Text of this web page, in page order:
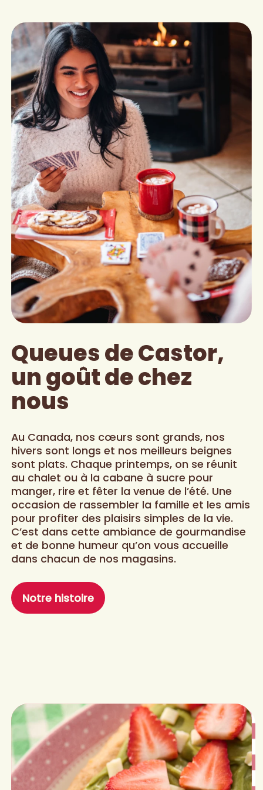
Queues de Castor,
un goût de chez
nous
Au Canada, nos cœurs sont grands, nos
hivers sont longs et nos meilleurs beignes
sont plats. Chaque printemps, on se réunit
au chalet ou à la cabane à sucre pour
manger, rire et fêter la venue de l’été. Une
occasion de rassembler la famille et les amis
pour profiter des plaisirs simples de la vie.
C’est dans cette ambiance de gourmandise
et de bonne humeur qu’on vous accueille
dans chacun de nos magasins.
Notre histoire